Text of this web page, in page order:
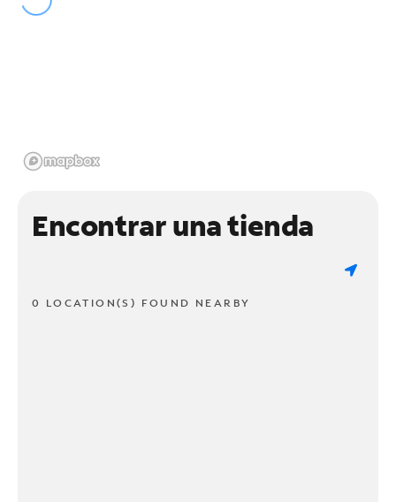
Encontrar una tienda
0 LOCATION(S) FOUND NEARBY